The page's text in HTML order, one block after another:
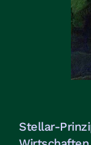
Stellar-